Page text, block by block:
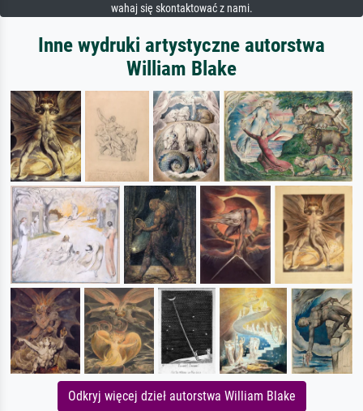
wahaj się skontaktować z nami.
Inne wydruki artystyczne autorstwa
William Blake
Odkryj więcej dzieł autorstwa William Blake